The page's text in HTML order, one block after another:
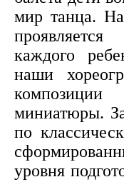
мир танца.
каждого
наши
миниатюры.
по
уровня